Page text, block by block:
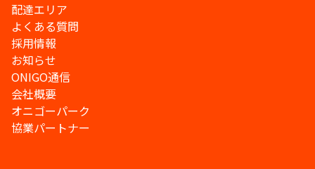
配達エリア
よくある質問
採用情報
お知らせ
ONIGO通信
会社概要
オニゴーパーク
協業パートナー